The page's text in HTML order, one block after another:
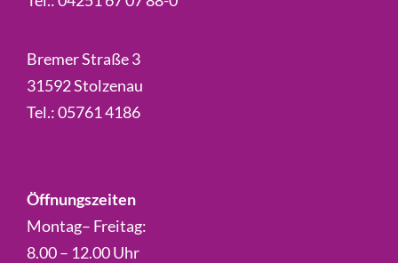
Bremer Straße 3
31592 Stolzenau
Tel.:05761 4186
Öffnungszeiten
Montag– Freitag:
8.00 – 12.00 Uhr